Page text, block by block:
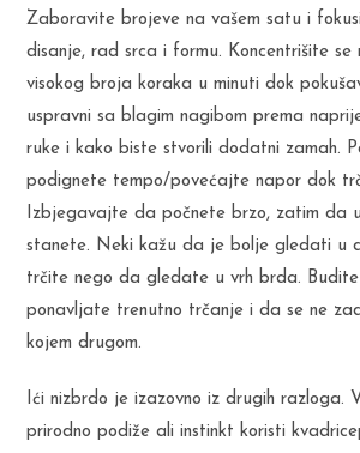
Zaboravite brojeve na vašem satu i
disanje, rad srca i formu. Koncentrišite se
visokog broja koraka u minuti dok
uspravni sa blagim nagibom prema
ruke i kako biste stvorili dodatni zamah.
podignete tempo/povećajte napor dok
Izbjegavajte da počnete brzo, zatim da
stanete. Neki kažu da je bolje gledati u
trčite nego da gledate u vrh brda. Budite
ponavljate trenutno trčanje i da se ne
kojem drugom.
Ići nizbrdo je izazovno iz drugih razloga.
prirodno podiže ali instinkt koristi